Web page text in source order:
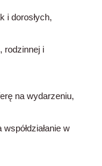
i dorosłych,
rodzinnej i
na wydarzeniu,
w